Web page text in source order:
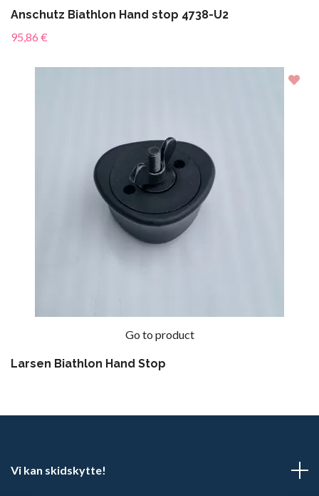
Anschutz Biathlon Hand stop 4738-U2
95,86 €
Go to product
Larsen Biathlon Hand Stop
Vi kan skidskytte!